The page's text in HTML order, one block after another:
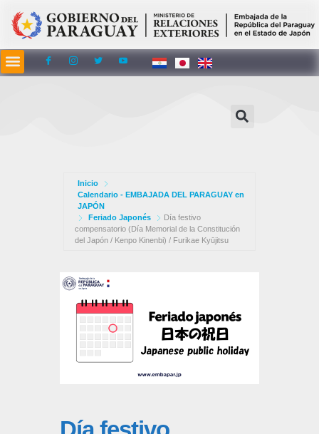
Inicio
Calendario - EMBAJADA DEL PARAGUAY en
JAPÓN
Feriado Japonés
Día festivo
compensatorio (Día Memorial de la Constitución
del Japón / Kenpo Kinenbi) / Furikae Kyūjitsu